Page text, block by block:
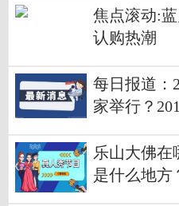
焦点滚动:
认购热潮
每日报道：
家举行？
乐山大佛在
是什么地方